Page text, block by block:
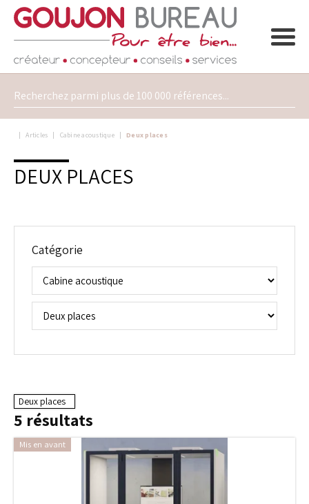
Articles Cabine acoustique Deux places
DEUX PLACES
Catégorie
Deux places
5 résultats
Mis en avant